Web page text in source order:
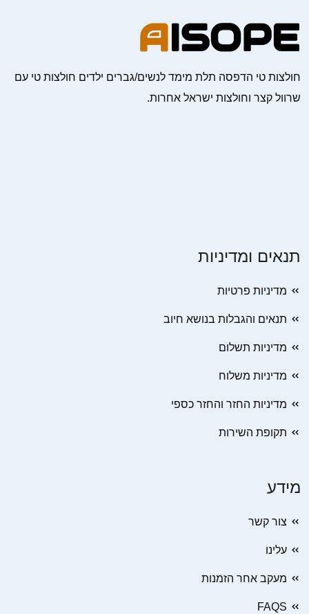
חולצות טי הדפסה תלת מימד לנשים/גברים ילדים חולצות טי עם
שרוול קצר וחולצות ישראל אחרות.
תנאים ומדיניות
מדיניות פרטיות
תנאים והגבלות בנושא חיוב
מדיניות תשלום
מדיניות משלוח
מדיניות החזר והחזר כספי
תקופת השירות
מידע
צור קשר
עלינו
מעקב אחר הזמנות
FAQS